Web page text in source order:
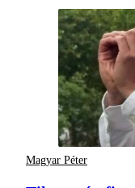
Magyar Péter